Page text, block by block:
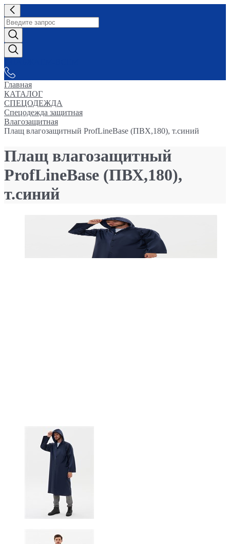
Главная
КАТАЛОГ
СПЕЦОДЕЖДА
Спецодежда защитная
Влагозащитная
Плащ влагозащитный ProfLineBase (ПВХ,180), т.синий
Плащ влагозащитный
ProfLineBase (ПВХ,180),
т.синий